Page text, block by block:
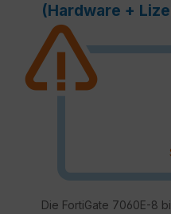
(Hardware +
Die FortiGate 7060E-8